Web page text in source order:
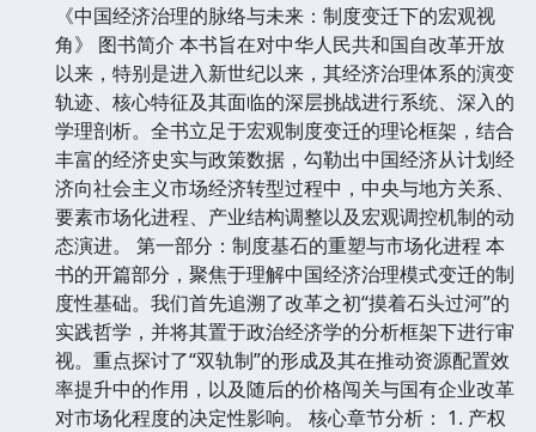
《中国经济治理的脉络与未来：制度变迁下的宏观视
角》 图书简介 本书旨在对中华人民共和国自改革开放
以来，特别是进入新世纪以来，其经济治理体系的演变
轨迹、核心特征及其面临的深层挑战进行系统、深入的
学理剖析。全书立足于宏观制度变迁的理论框架，结合
丰富的经济史实与政策数据，勾勒出中国经济从计划经
济向社会主义市场经济转型过程中，中央与地方关系、
要素市场化进程、产业结构调整以及宏观调控机制的动
态演进。 第一部分：制度基石的重塑与市场化进程 本
书的开篇部分，聚焦于理解中国经济治理模式变迁的制
度性基础。我们首先追溯了改革之初“摸着石头过河”的
实践哲学，并将其置于政治经济学的分析框架下进行审
视。重点探讨了“双轨制”的形成及其在推动资源配置效
率提升中的作用，以及随后的价格闯关与国有企业改革
对市场化程度的决定性影响。 核心章节分析： 1. 产权